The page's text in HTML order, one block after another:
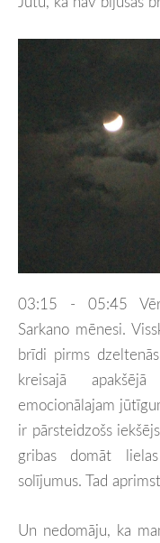
03:15 - 05:45
Sarkano mēnesi.
brīdi pirms
kreisajā
emocionālajam
ir pārsteidzošs
gribas domāt
solījumus. Tad
Un nedomāju, ka